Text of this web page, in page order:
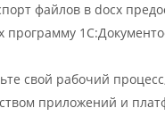
файлов в docx
свой рабочий
приложений и